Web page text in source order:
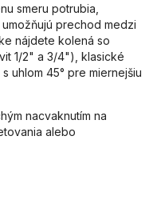
smeru potrubia,
prechod medzi
nájdete kolená so
1/2" a 3/4"), klasické
uhlom 45° pre miernejšiu
nacvaknutím na
alebo